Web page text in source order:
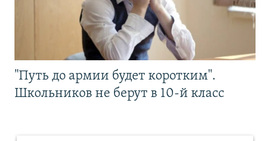
"Путь до армии будет коротким".
Школьников не берут в 10-й класс